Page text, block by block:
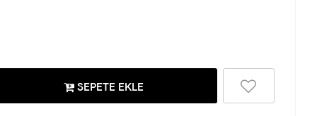
SEPETE EKLE